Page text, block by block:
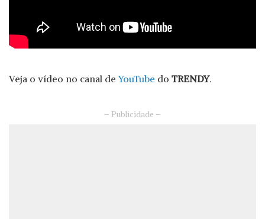
Veja o vídeo no canal deYouTube do TRENDY.
– Publicidade –